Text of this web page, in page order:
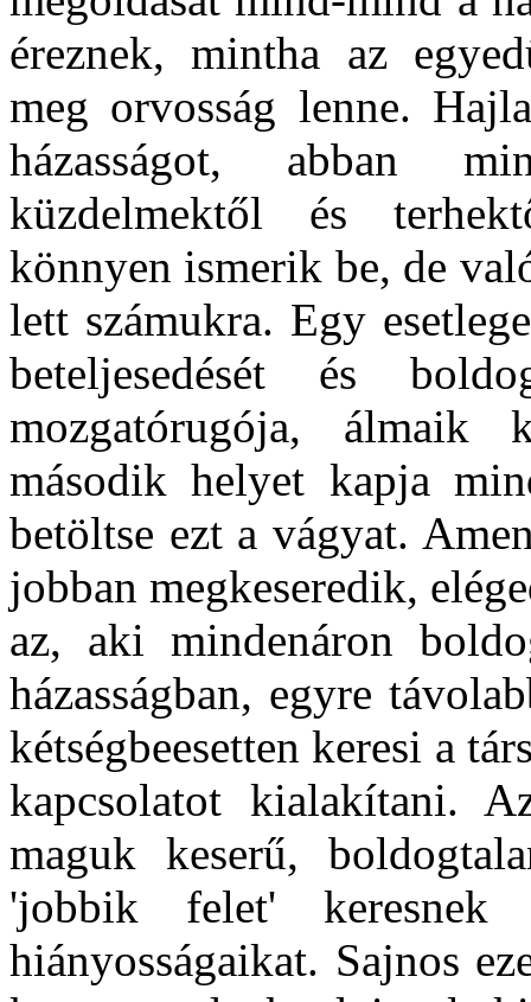
éreznek, mintha az
meg orvosság lenne.
házasságot, abban
küzdelmektől és
könnyen ismerik be, de
lett számukra. Egy
beteljesedését és
mozgatórugója, álmaik
második helyet kapja
betöltse ezt a vágyat.
jobban megkeseredik,
az, aki mindenáron
házasságban, egyre
kétségbeesetten keresi a
kapcsolatot kialakítani.
maguk keserű,
'jobbik felet'
hiányosságaikat. Sajnos